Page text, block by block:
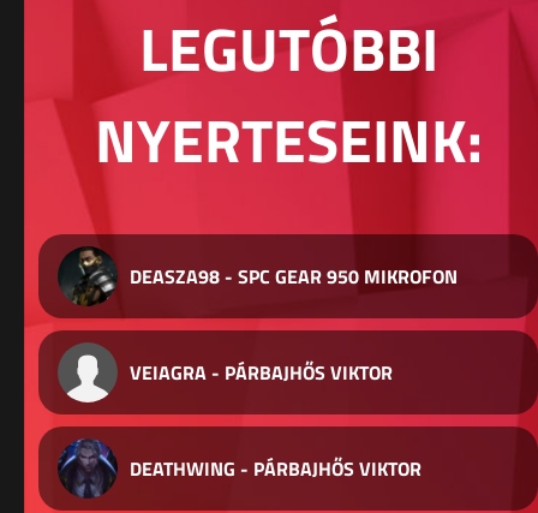
LEGUTÓBBI
NYERTESEINK:
DEASZA98 - SPC GEAR 950 MIKROFON
VEIAGRA - PÁRBAJHŐS VIKTOR
DEATHWING - PÁRBAJHŐS VIKTOR